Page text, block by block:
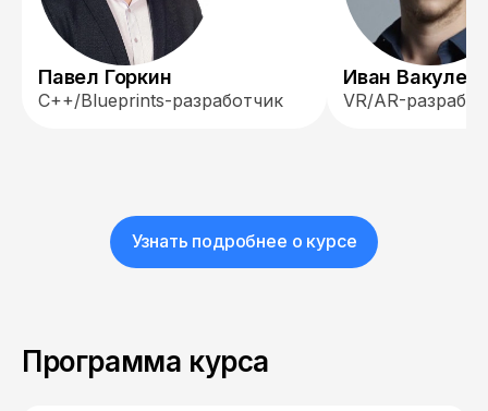
Павел Горкин
C++/Blueprints-разработчик
Иван
VR/AR-
Узнать подробнее о курсе
Программа курса